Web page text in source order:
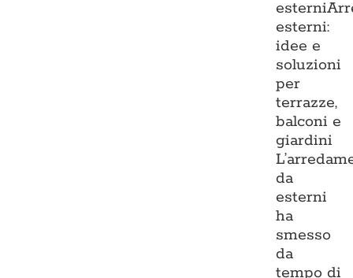
esterni
esterni:
idee e
soluzioni
per
terrazze,
balconi e
giardini
da
esterni
ha
smesso
da
tempo di